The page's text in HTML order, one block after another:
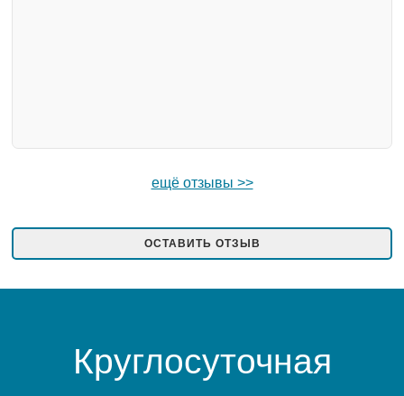
ещё отзывы >>
ОСТАВИТЬ ОТЗЫВ
Круглосуточная